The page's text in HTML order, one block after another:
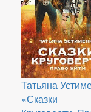
Татьяна
«Сказки